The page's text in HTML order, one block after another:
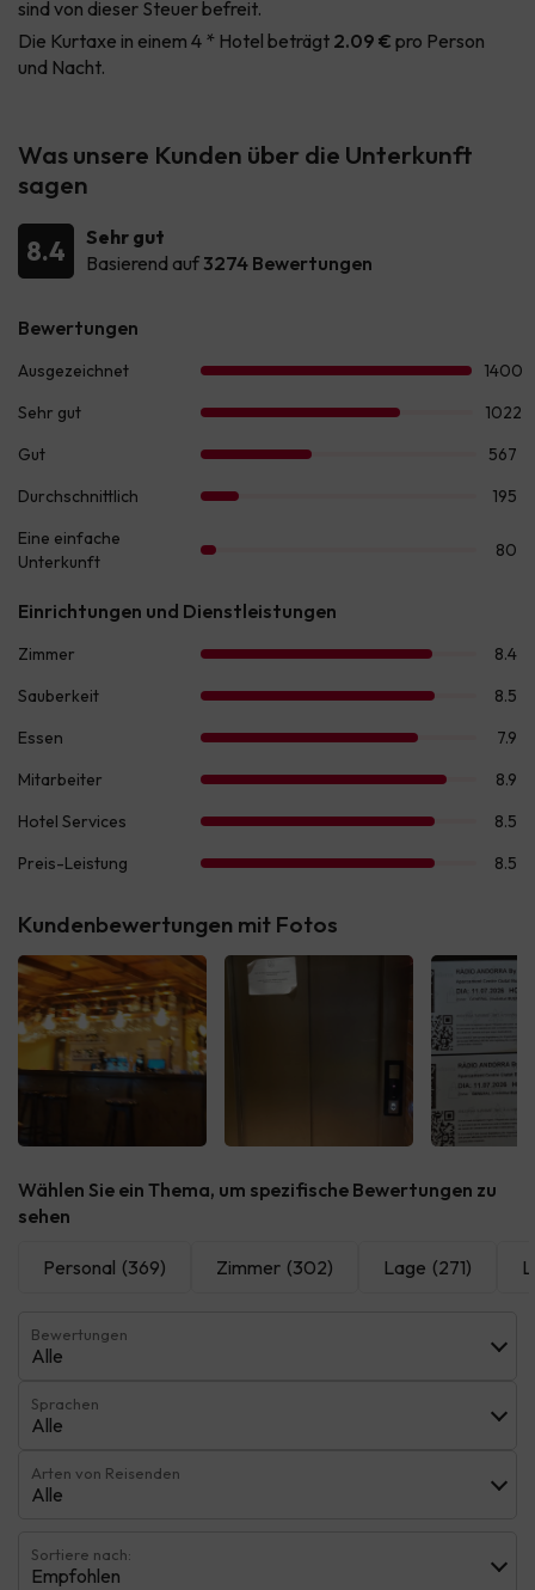
sind von dieser Steuer befreit.
Die Kurtaxe in einem 4 * Hotel beträgt 2.09 € pro Person
und Nacht.
Was unsere Kunden über die Unterkunft
sagen
8.4
Sehr gut
Basierend auf 3274 Bewertungen
Kundenbewertungen mit Fotos
Wählen Sie ein Thema, um spezifische Bewertungen zu
sehen
Personal (369) Zimmer (302) Lage (271)
Bewertungen
Alle
Sprachen
Alle
Arten von Reisenden
Alle
Sortiere nach:
Empfohlen